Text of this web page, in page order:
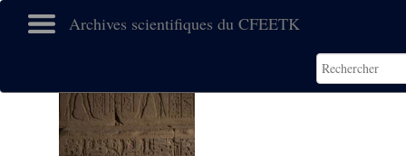
Archives scientifiques du CFEETK